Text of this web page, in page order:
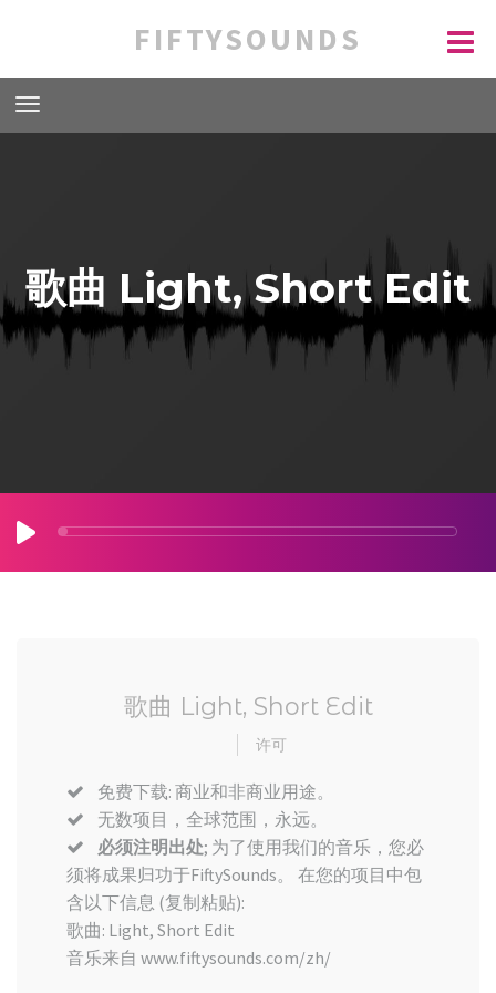
FIFTYSOUNDS
歌曲 Light, Short Edit
歌曲 Light, Short Edit
许可
免费下载: 商业和非商业用途。
无数项目，全球范围，永远。
必须注明出处; 为了使用我们的音乐，您必
须将成果归功于FiftySounds。 在您的项目中包
含以下信息 (复制粘贴):
歌曲: Light, Short Edit
音乐来自 www.fiftysounds.com/zh/